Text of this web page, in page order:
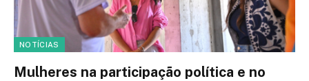
NOTÍCIAS
Mulheres na participação política e no